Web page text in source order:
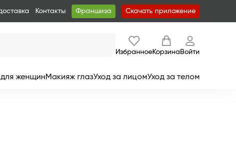
Контакты Франшиза Скачать приложение
ИзбранноеКорзина Войти
женщинМакияж глазУход за лицомУход за телом